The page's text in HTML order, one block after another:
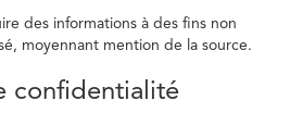
des informations à des fins non
moyennant mention de la source.
confidentialité